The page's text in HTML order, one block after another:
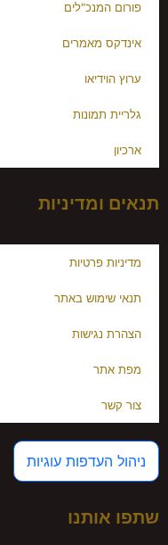
פורום המנכ"לים
אינדקס מאמרים
ערוץ הוידיאו
גלריית תמונות
ארכיון
תנאים ומדיניות
מדיניות פרטיות
תנאי שימוש באתר
הצהרת נגישות
מפת אתר
צור קשר
ניהול העדפות עוגיות
שתפו אותנו